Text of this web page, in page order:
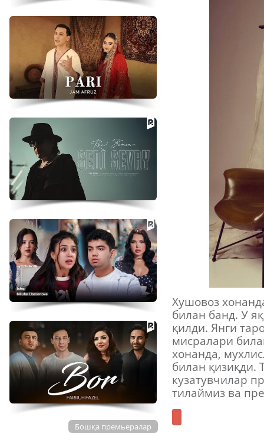
Хушовоз
билан банд. У
қилди. Янги
мисралари
хонанда,
билан қизиқди.
кузатувчилар
тилаймиз ва
Бошқа премьералар